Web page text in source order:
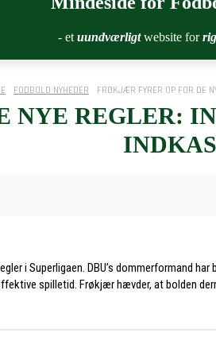
- et uundværligtwebsite for
FODBOLD NYHEDER FRØKJÆR FYRER OP FOR DE
NYE REGLER:
i Superligaen. DBU’s dommerformand
spilletid. Frøkjær hævder, at bolden